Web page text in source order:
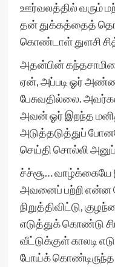
ஊர்வலத்தில் வரும்
தன் துக்கத்தைத்
கொண்டாள் துளசி
அதன்பின்
ஏன், அப்படி ஓர்
பேசுவதில்லை.
அவன் ஓர் இறந்த
அடுத்தடுத்துப்
செய்தி சொல்லி
ச்ச்சூ… வாழ்க்கையே
அவனைப் பற்றி
நிறுத்திவிட்டு,
எடுத்துக் கொண்டு
வீட்டுக்குள் காலடி
போய்க்